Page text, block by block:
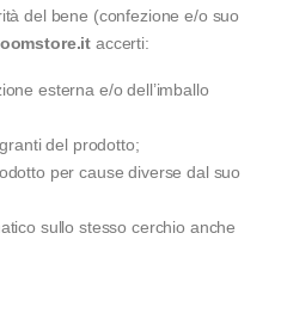
del bene (confezione e/o suo
accerti:
esterna e/o dell’imballo
del prodotto;
per cause diverse dal suo
sullo stesso cerchio anche